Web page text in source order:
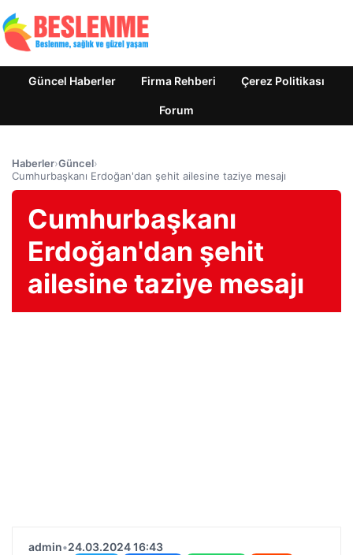
Güncel Haberler Firma Rehberi Çerez Politikası
Forum
Haberler›Güncel›
Cumhurbaşkanı Erdoğan'dan şehit ailesine taziye mesajı
Cumhurbaşkanı
Erdoğan'dan şehit
ailesine taziye mesajı
admin•24.03.2024 16:43